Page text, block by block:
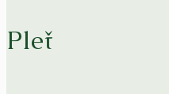
Pleť